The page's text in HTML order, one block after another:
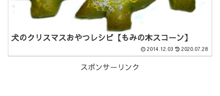
犬のクリスマスおやつレシピ【もみの木スコーン】
2014.12.03 2020.07.28
スポンサーリンク